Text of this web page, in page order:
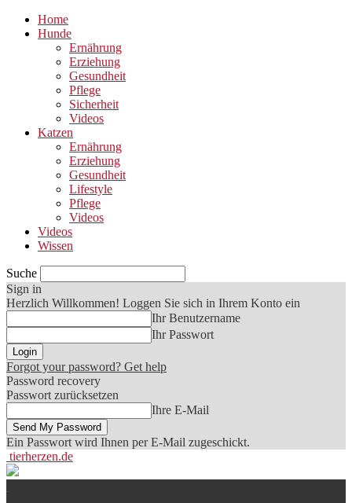
Home
Hunde
Ernährung
Erziehung
Gesundheit
Pflege
Sicherheit
Videos
Katzen
Ernährung
Erziehung
Gesundheit
Lifestyle
Pflege
Videos
Videos
Wissen
Suche
Sign in
Herzlich Willkommen! Loggen Sie sich in Ihrem Konto ein
Ihr Benutzername
Ihr Passwort
Forgot your password? Get help
Password recovery
Passwort zurücksetzen
Ihre E-Mail
Ein Passwort wird Ihnen per E-Mail zugeschickt.
tierherzen.de